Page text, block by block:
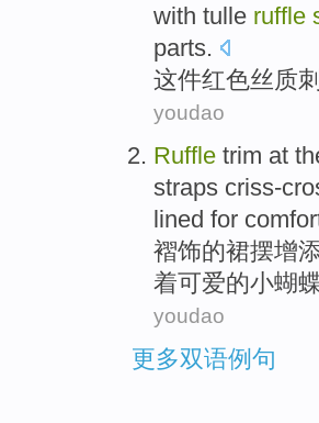
with tulle ruffle
parts.
这件红色丝质
youdao
Ruffle trim at
straps criss-
lined for
褶饰的裙摆增
着可爱的小蝴
youdao
更多双语例句